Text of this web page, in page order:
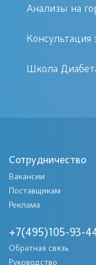
сможет
исследовать
Проявления
Зачастую, в
конечностей
нейропатия)
Анализы на
Консультация
Школа
Сотрудничество
Вакансии
Поставщикам
Реклама
+7(495)105-93-
Обратная связь
Руководство